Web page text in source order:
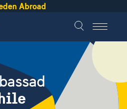
Abroad